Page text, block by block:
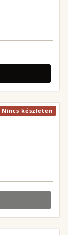
Nincs készleten